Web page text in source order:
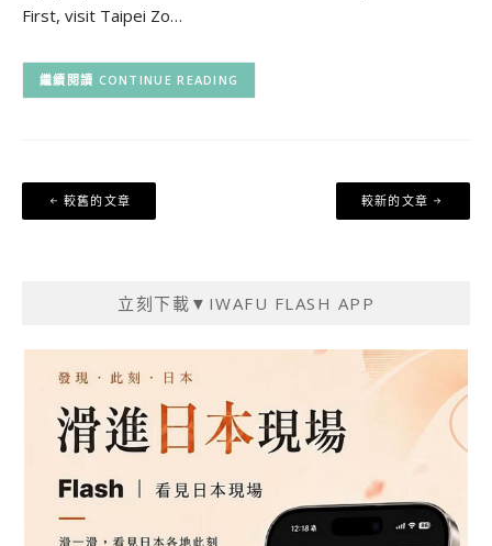
First, visit Taipei Zo…
CONTINUE READING
文
章
較舊的文章 較新的文章
立刻下載▼IWAFU FLASH APP